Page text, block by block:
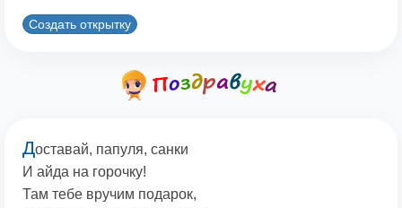
Создать открытку
Доставай, папуля, санки
И айда на горочку!
Там тебе вручим подарок,